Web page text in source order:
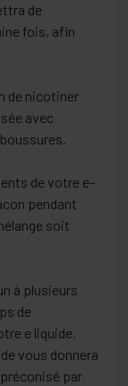
de
fois, afin
de nicotiner
avec
de votre e-
pendant
soit
à plusieurs
de
e liquide.
vous donnera
par